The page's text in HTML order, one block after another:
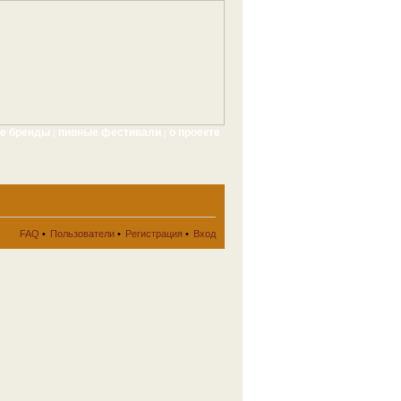
бренды пивные фестивали о проекте
FAQ • Пользователи • Регистрация • Вход